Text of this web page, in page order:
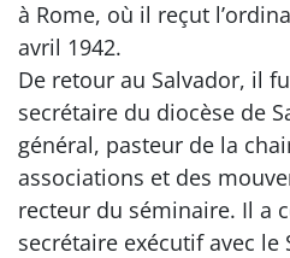
à Rome, où il reçut
avril 1942.
De retour au Salvador, il
secrétaire du diocèse de
général, pasteur de la
associations et des
recteur du séminaire. Il a
secrétaire exécutif avec le